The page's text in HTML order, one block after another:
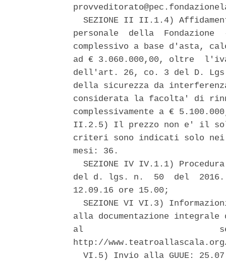
SEZIONE II II.1.4)
personale  della  Fondazione
complessivo a base d'asta,
ad € 3.060.000,00, oltre
dell'art. 26, co. 3 del D.
della sicurezza da
considerata la facolta' di
complessivamente a €
II.2.5) Il prezzo non e' il
criteri sono indicati solo
mesi: 36.
SEZIONE IV IV.1.1)
del d. lgs. n.  50  del  2016.
12.09.16 ore 15.00;
SEZIONE VI VI.3)
alla documentazione
al
http://
VI.5) Invio alla GUUE: